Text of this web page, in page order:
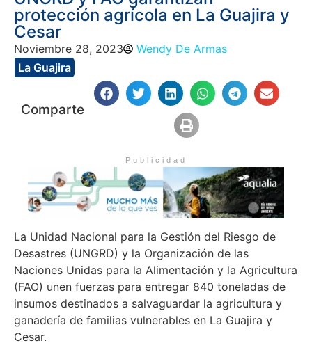
protección agrícola en La Guajira y
Cesar
Noviembre 28, 2023
Wendy De Armas
La Guajira
Comparte
Publicidad
La Unidad Nacional para la Gestión del Riesgo de
Desastres (UNGRD) y la Organización de las
Naciones Unidas para la Alimentación y la Agricultura
(FAO) unen fuerzas para entregar 840 toneladas de
insumos destinados a salvaguardar la agricultura y
ganadería de familias vulnerables en La Guajira y
Cesar.